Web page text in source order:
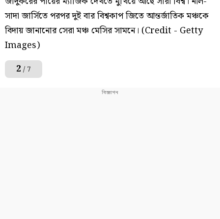
সাদা জার্সিতে পরপর দুই বার বিশ্বকাপ জিতে আন্তর্জাতিক মঞ্চকে
বিদায় জানানোর সেরা মঞ্চ মেসির সামনে। (Credit - Getty
Images)
2 / 7